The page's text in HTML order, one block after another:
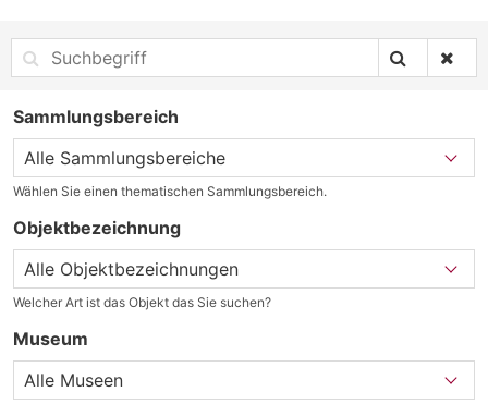
Sammlungsbereich
Wählen Sie einen thematischen Sammlungsbereich.
Objektbezeichnung
Welcher Art ist das Objekt das Sie suchen?
Museum